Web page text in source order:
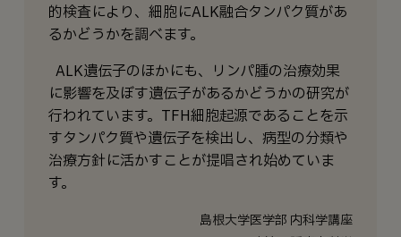
的検査により、細胞にALK融合タンパク質があ
るかどうかを調べます。
ALK遺伝子のほかにも、リンパ腫の治療効果
に影響を及ぼす遺伝子があるかどうかの研究が
行われています。TFH細胞起源であることを示
すタンパク質や遺伝子を検出し、病型の分類や
治療方針に活かすことが提唱され始めていま
す。
島根大学医学部 内科学講座